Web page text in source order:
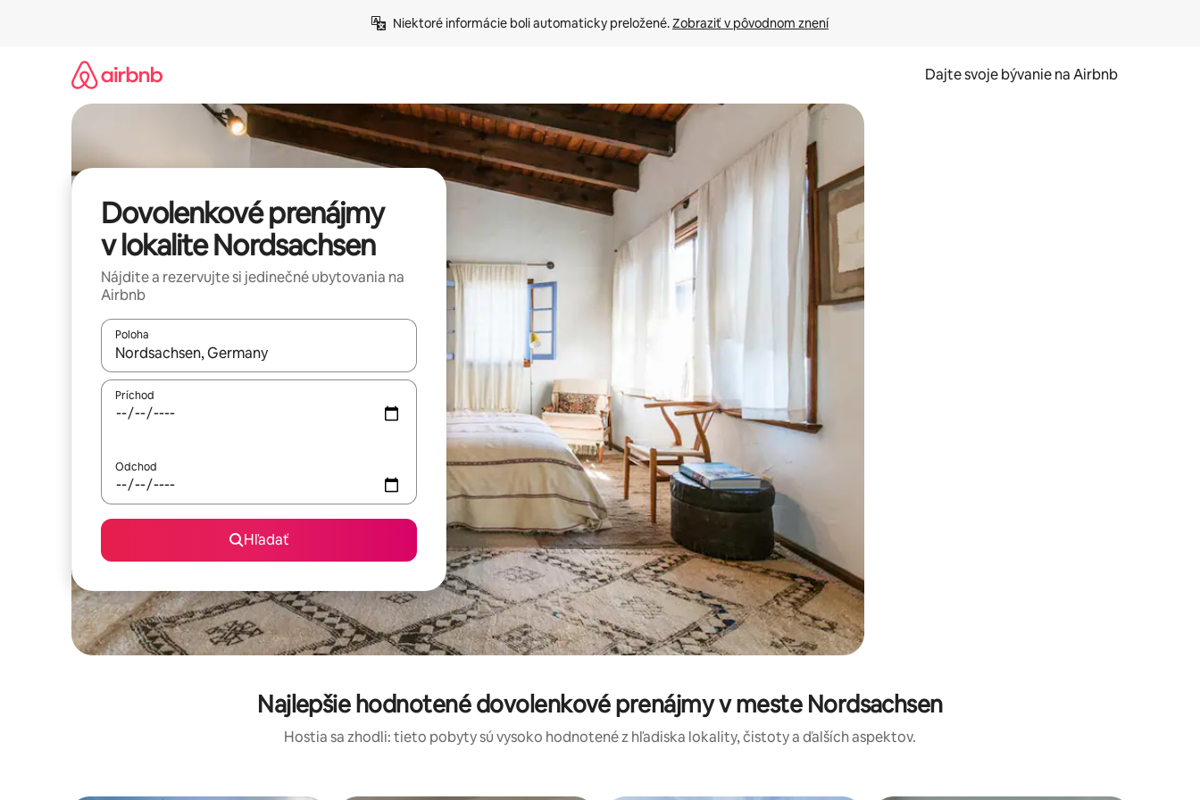
Niektoré informácie boli automaticky preložené. Zobraziť v pôvodnom znení
Dajte svoje bývanie na Airbnb
Dovolenkové prenájmy
v lokalite Nordsachsen
Nájdite a rezervujte si jedinečné ubytovania na
Airbnb
Poloha
Keď budú výsledky k dispozícii, môžete si ich prechádzať pomocou klávesov so šípkami nahor a nadol alebo ich preskúmať pomocou dotykových gest či potiahnutia prstom.
Príchod
Odchod
Hľadať
Najlepšie hodnotené dovolenkové prenájmy v meste Nordsachsen
Hostia sa zhodli: tieto pobyty sú vysoko hodnotené z hľadiska lokality, čistoty a ďalších aspektov.